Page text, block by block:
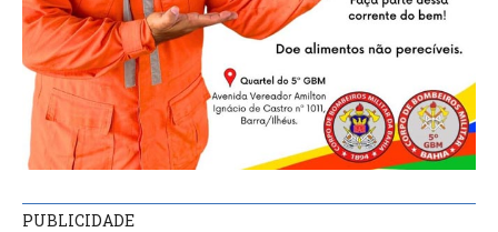
PUBLICIDADE